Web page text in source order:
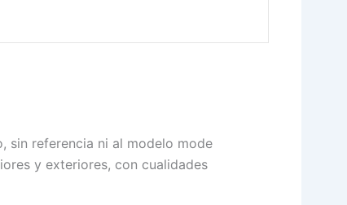
sin referencia ni al modelo mode
y exteriores, con cualidades